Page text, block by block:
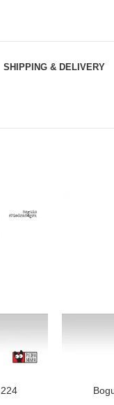
SHIPPING & DELIVERY